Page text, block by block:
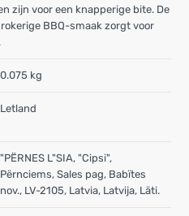
zijn voor een knapperige bite. De
BBQ-smaak zorgt voor
0.075 kg
Letland
"PËRNES L"SIA, "Cipsi",
Përnciems, Sales pag, Babïtes
nov., LV-2105, Latvia, Latvija, Läti.